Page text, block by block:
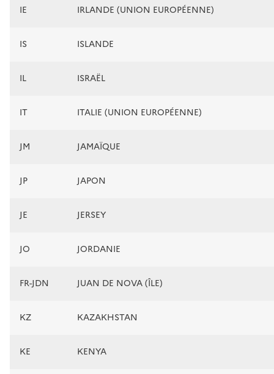
IE IRLANDE (UNION EUROPÉENNE)
IS ISLANDE
IL ISRAËL
IT ITALIE (UNION EUROPÉENNE)
JM JAMAÏQUE
JP JAPON
JE JERSEY
JO JORDANIE
FR-JDN JUAN DE NOVA (ÎLE)
KZ KAZAKHSTAN
KE KENYA